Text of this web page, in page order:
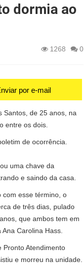
dormia ao
1268 0
por e-mail
Santos, de 25 anos, na
entre os dois.
de ocorrência.
uma chave da
e saindo da casa.
com esse término, o
de três dias, pulado
que ambos tem em
Carolina Hass.
Pronto Atendimento
e morreu na unidade.